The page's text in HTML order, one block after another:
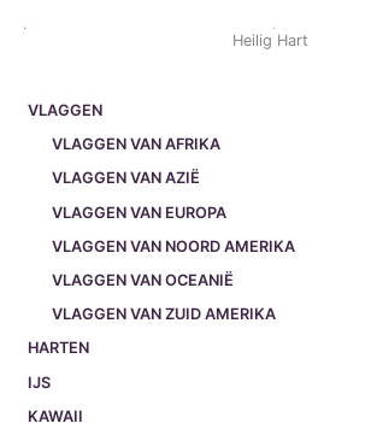
VLAGGEN
VLAGGEN VAN AFRIKA
VLAGGEN VAN AZIË
VLAGGEN VAN EUROPA
VLAGGEN VAN NOORD AMERIKA
VLAGGEN VAN OCEANIË
VLAGGEN VAN ZUID AMERIKA
HARTEN
IJS
KAWAII
Heilig Hart